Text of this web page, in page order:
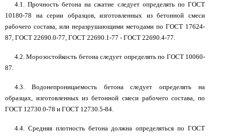
4.1. Прочность бетона на сжатие следует определять по ГОСТ
10180-78 на серии образцов, изготовленных из бетонной смеси
рабочего состава, или неразрушающими методами по ГОСТ 17624-
87, ГОСТ 22690.0-77, ГОСТ 22690.1-77 - ГОСТ 22690.4-77.
4.2. Морозостойкость бетона следует определять по ГОСТ 10060-
87.
4.3. Водонепроницаемость бетона следует определять на
образцах, изготовленных из бетонной смеси рабочего состава, по
ГОСТ 12730.0-78 и ГОСТ 12730.5-84.
4.4. Средняя плотность бетона должна определяться по ГОСТ